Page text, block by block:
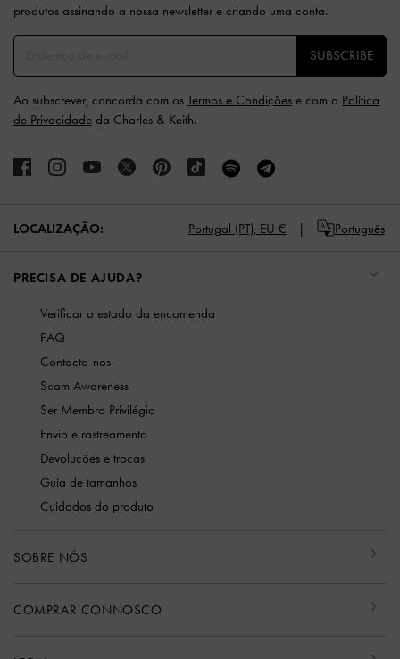
produtos assinando a nossa newsletter e criando uma conta.
SUBSCRIBE
Ao subscrever, concorda com os Termos e Condições e com a Política
de Privacidade da Charles & Keith.
LOCALIZAÇÃO: Portugal (PT), EU € Português
PRECISA DE AJUDA?
Verificar o estado da encomenda
FAQ
Contacte-nos
Scam Awareness
Ser Membro Privilégio
Envio e rastreamento
Devoluções e trocas
Guia de tamanhos
Cuidados do produto
SOBRE NÓS
COMPRAR CONNOSCO